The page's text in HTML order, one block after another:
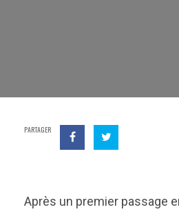
PARTAGER
Après un premier passage